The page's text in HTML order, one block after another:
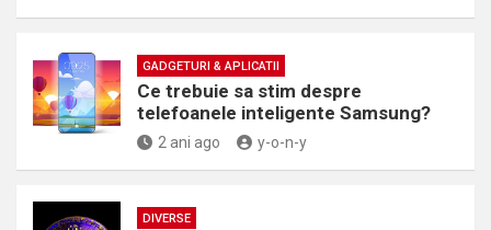
GADGETURI & APLICATII
Ce trebuie sa stim despre
telefoanele inteligente Samsung?
2 ani ago y-o-n-y
DIVERSE